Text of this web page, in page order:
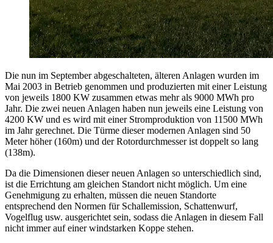
Die nun im September abgeschalteten, älteren Anlagen wurden im
Mai 2003 in Betrieb genommen und produzierten mit einer Leistung
von jeweils 1800 KW zusammen etwas mehr als 9000 MWh pro
Jahr. Die zwei neuen Anlagen haben nun jeweils eine Leistung von
4200 KW und es wird mit einer Stromproduktion von 11500 MWh
im Jahr gerechnet. Die Türme dieser modernen Anlagen sind 50
Meter höher (160m) und der Rotordurchmesser ist doppelt so lang
(138m).
Da die Dimensionen dieser neuen Anlagen so unterschiedlich sind,
ist die Errichtung am gleichen Standort nicht möglich. Um eine
Genehmigung zu erhalten, müssen die neuen Standorte
entsprechend den Normen für Schallemission, Schattenwurf,
Vogelflug usw. ausgerichtet sein, sodass die Anlagen in diesem Fall
nicht immer auf einer windstarken Koppe stehen.